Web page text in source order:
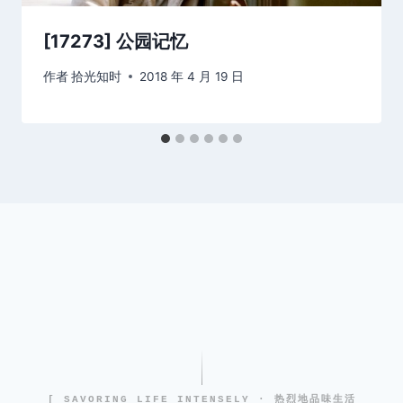
[17273] 公园记忆
作者拾光知时 2018 年 4 月 19 日
[ SAVORING LIFE INTENSELY · 热烈地品味生活